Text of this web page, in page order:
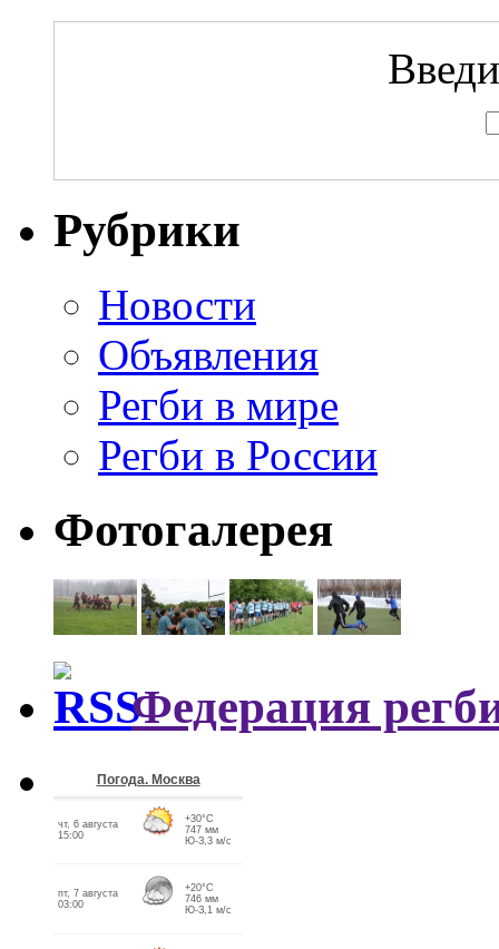
Рубрики
Новости
Объявления
Регби в мире
Регби в России
Фотогалерея
Федерация
Погода. Москва